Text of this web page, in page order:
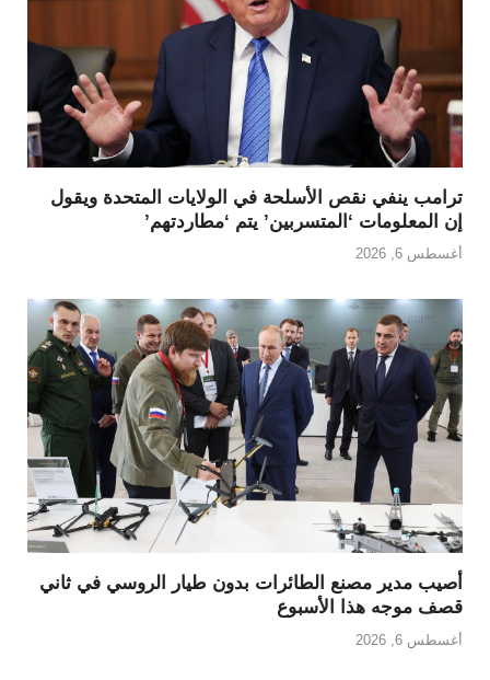
ترامب ينفي نقص الأسلحة في الولايات المتحدة ويقول
إن المعلومات ‘المتسربين’ يتم ‘مطاردتهم’
أغسطس 6, 2026
أصيب مدير مصنع الطائرات بدون طيار الروسي في ثاني
قصف موجه هذا الأسبوع
أغسطس 6, 2026